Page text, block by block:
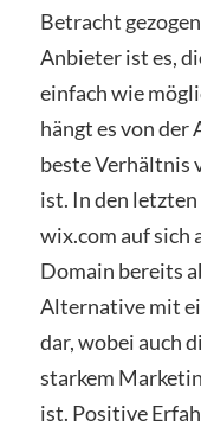
Betracht
Anbieter ist es,
einfach wie
hängt es von der
beste Verhältnis
ist. In den
wix.com auf sich
Domain bereits
Alternative mit
dar, wobei auch
starkem
ist. Positive